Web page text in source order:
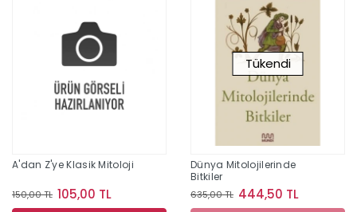
A'dan Z'ye Klasik Mitoloji
150,00 TL 105,00 TL
Tükendi
Dünya Mitolojilerinde
Bitkiler
635,00 TL 444,50 TL